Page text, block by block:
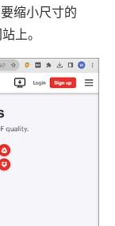
缩小尺寸的
上。